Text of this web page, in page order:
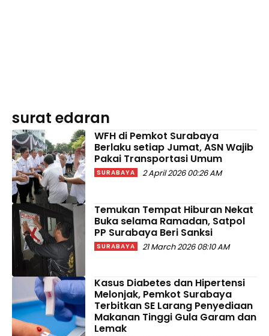
surat edaran
WFH di Pemkot Surabaya
Berlaku setiap Jumat, ASN Wajib
Pakai Transportasi Umum
SURABAYA 2 April 2026 00:26 AM
Temukan Tempat Hiburan Nekat
Buka selama Ramadan, Satpol
PP Surabaya Beri Sanksi
SURABAYA 21 March 2026 08:10 AM
Kasus Diabetes dan Hipertensi
Melonjak, Pemkot Surabaya
Terbitkan SE Larang Penyediaan
Makanan Tinggi Gula Garam dan
Lemak